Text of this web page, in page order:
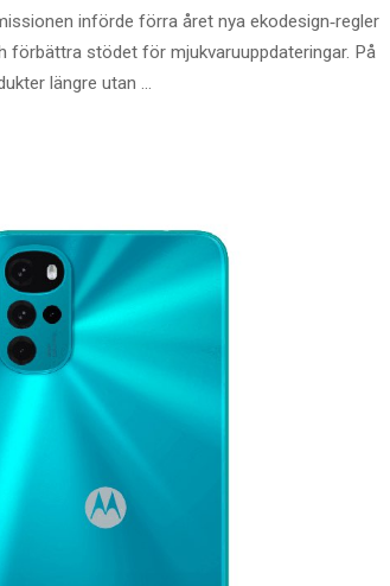
införde förra året nya ekodesign‑regler
förbättra stödet för mjukvaruuppdateringar. På
längre utan ...